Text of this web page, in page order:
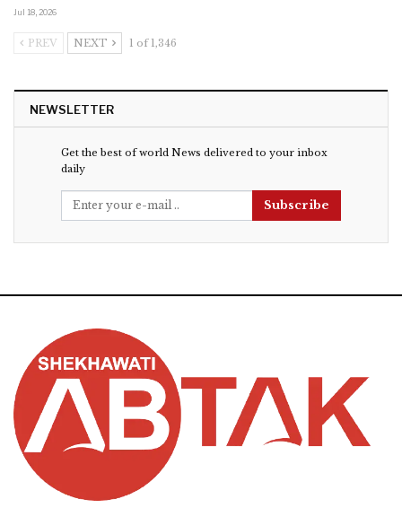
Jul 18, 2026
PREV NEXT 1 of 1,346
NEWSLETTER
Get the best of world News delivered to your inbox
daily
Subscribe